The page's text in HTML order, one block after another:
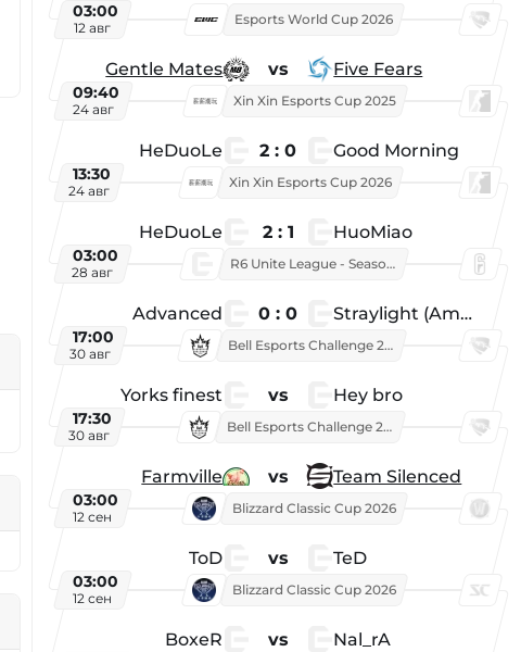
03:00
12 авг
Esports World Cup 2026
Gentle Mates vs Five Fears
09:40
24 авг
Xin Xin Esports Cup 2025
HeDuoLe 2 : 0 Good Morning
13:30
24 авг
Xin Xin Esports Cup 2026
HeDuoLe 2 : 1 HuoMiao
03:00
28 авг
R6 Unite League - Season 1
Advanced 0 : 0 Straylight (American team)
17:00
30 авг
Bell Esports Challenge 2026
Yorks finest vs Hey bro
17:30
30 авг
Bell Esports Challenge 2026
Farmville vs Team Silenced
03:00
12 сен
Blizzard Classic Cup 2026
ToD vs TeD
03:00
12 сен
Blizzard Classic Cup 2026
BoxeR vs Nal_rA